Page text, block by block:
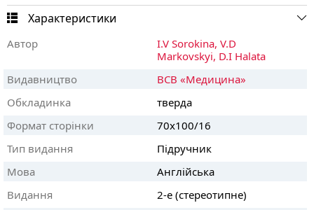
Характеристики
Автор I.V Sorokina, V.D
Markovskyi, D.I Halata
Видавництво
ВСВ «Медицина»
Обкладинка
тверда
Формат сторінки
70х100/16
Тип видання
Підручник
Мова
Англійська
Видання
2-е (стереотипне)